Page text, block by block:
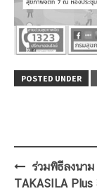
POSTED UNDER
Post
navigation
ร่วมพิธีลงนาม
TAKASILA